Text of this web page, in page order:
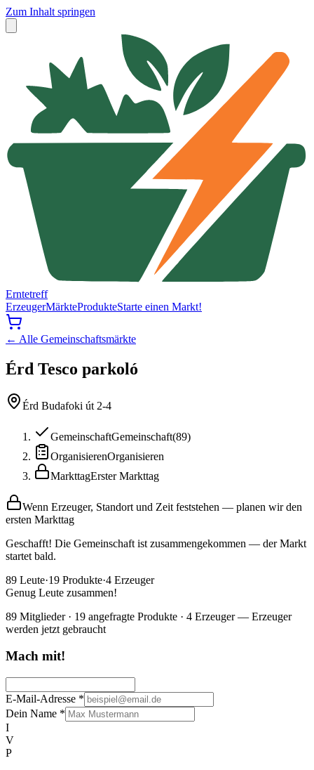
Zum Inhalt springen
Erntetreff
ErzeugerMärkteProdukteStarte einen Markt!
← Alle Gemeinschaftsmärkte
Érd Tesco parkoló
Érd Budafoki út 2-4
GemeinschaftGemeinschaft(89)
OrganisierenOrganisieren
MarkttagErster Markttag
Wenn Erzeuger, Standort und Zeit feststehen — planen wir den
ersten Markttag
Geschafft! Die Gemeinschaft ist zusammengekommen — der Markt
startet bald.
89 Leute·19 Produkte·4 Erzeuger
Genug Leute zusammen!
89 Mitglieder · 19 angefragte Produkte · 4 Erzeuger — Erzeuger
werden jetzt gebraucht
Mach mit!
E-Mail-Adresse *
Dein Name *
I
V
P